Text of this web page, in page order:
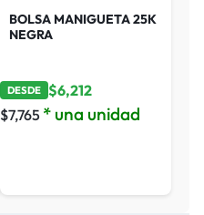
BOLSA MANIGUETA 25K
NEGRA
DESDE $6,212
$7,765 * una unidad